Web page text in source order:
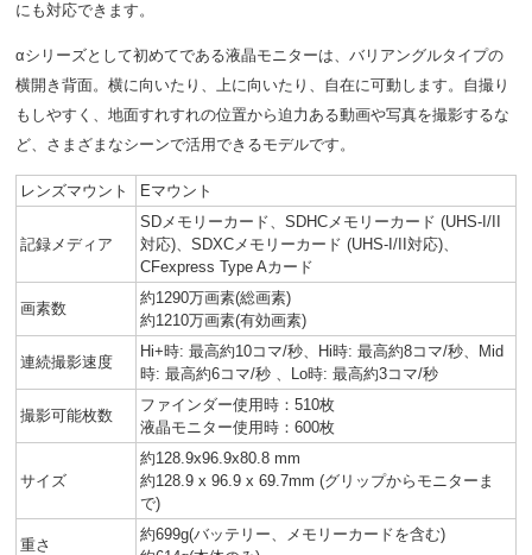
にも対応できます。
αシリーズとして初めてである液晶モニターは、バリアングルタイプの
横開き背面。横に向いたり、上に向いたり、自在に可動します。自撮り
もしやすく、地面すれすれの位置から迫力ある動画や写真を撮影するな
ど、さまざまなシーンで活用できるモデルです。
レンズマウント Eマウント
記録メディア
SDメモリーカード、SDHCメモリーカード (UHS-I/II
対応)、SDXCメモリーカード (UHS-I/II対応)、
CFexpress Type Aカード
画素数
約1290万画素(総画素)
約1210万画素(有効画素)
連続撮影速度
Hi+時: 最高約10コマ/秒、Hi時: 最高約8コマ/秒、Mid
時: 最高約6コマ/秒 、Lo時: 最高約3コマ/秒
撮影可能枚数
ファインダー使用時：510枚
液晶モニター使用時：600枚
サイズ
約128.9x96.9x80.8 mm
約128.9 x 96.9 x 69.7mm (グリップからモニターま
で)
重さ
約699g(バッテリー、メモリーカードを含む)